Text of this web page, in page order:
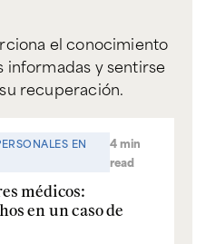
el conocimiento
informadas y sentirse
recuperación.
EN
4 min
read
médicos:
en un caso de